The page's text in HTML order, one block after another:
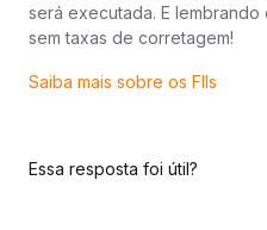
será executada. E
sem taxas de corretagem!
Saiba mais sobre os FIIs
Essa resposta foi útil?